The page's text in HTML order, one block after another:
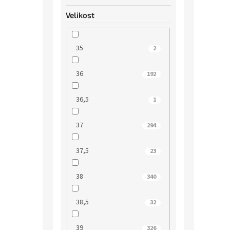
Velikost
35 2
36 192
36,5 1
37 294
37,5 23
38 340
38,5 32
326